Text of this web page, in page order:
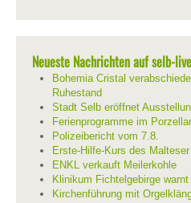
Neueste Nachrichten auf selb-
Bohemia Cristal
Ruhestand
Stadt Selb eröffnet
Ferienprogramme im
Polizeibericht vom 7.8.
Erste-Hilfe-Kurs des
ENKL verkauft Meilerkohle
Klinikum Fichtelgebirge
Kirchenführung mit